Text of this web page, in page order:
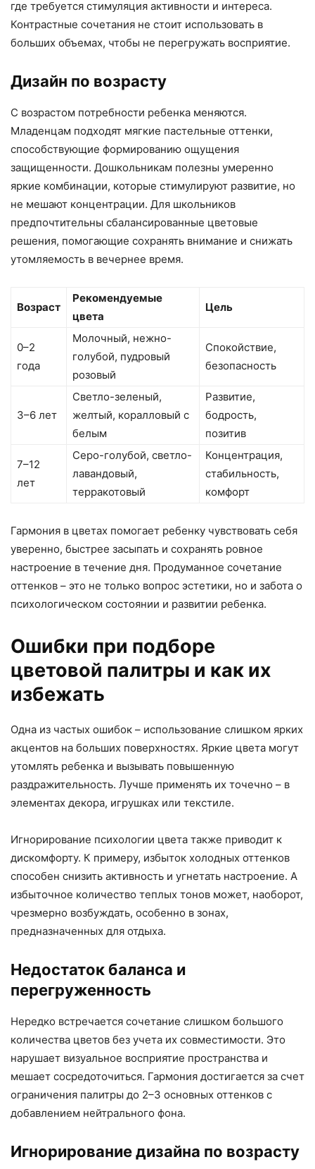
где требуется стимуляция активности и интереса.
Контрастные сочетания не стоит использовать в
больших объемах, чтобы не перегружать восприятие.
Дизайн по возрасту
С возрастом потребности ребенка меняются.
Младенцам подходят мягкие пастельные оттенки,
способствующие формированию ощущения
защищенности. Дошкольникам полезны умеренно
яркие комбинации, которые стимулируют развитие, но
не мешают концентрации. Для школьников
предпочтительны сбалансированные цветовые
решения, помогающие сохранять внимание и снижать
утомляемость в вечернее время.
Возраст
Рекомендуемые
цвета
Цель
0–2
года
Молочный, нежно-
голубой, пудровый
розовый
Спокойствие,
безопасность
3–6 лет
Светло-зеленый,
желтый, коралловый с
белым
Развитие,
бодрость,
позитив
7–12
лет
Серо-голубой, светло-
лавандовый,
терракотовый
Концентрация,
стабильность,
комфорт
Гармония в цветах помогает ребенку чувствовать себя
уверенно, быстрее засыпать и сохранять ровное
настроение в течение дня. Продуманное сочетание
оттенков – это не только вопрос эстетики, но и забота о
психологическом состоянии и развитии ребенка.
Ошибки при подборе
цветовой палитры и как их
избежать
Одна из частых ошибок – использование слишком ярких
акцентов на больших поверхностях. Яркие цвета могут
утомлять ребенка и вызывать повышенную
раздражительность. Лучше применять их точечно – в
элементах декора, игрушках или текстиле.
Игнорирование психологии цвета также приводит к
дискомфорту. К примеру, избыток холодных оттенков
способен снизить активность и угнетать настроение. А
избыточное количество теплых тонов может, наоборот,
чрезмерно возбуждать, особенно в зонах,
предназначенных для отдыха.
Недостаток баланса и
перегруженность
Нередко встречается сочетание слишком большого
количества цветов без учета их совместимости. Это
нарушает визуальное восприятие пространства и
мешает сосредоточиться. Гармония достигается за счет
ограничения палитры до 2–3 основных оттенков с
добавлением нейтрального фона.
Игнорирование дизайна по возрасту